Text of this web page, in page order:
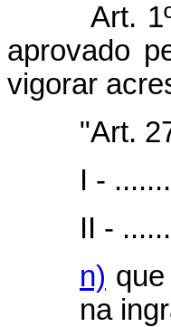
Art.
aprovado
vigorar
"Art.
I -
II -
n)
na